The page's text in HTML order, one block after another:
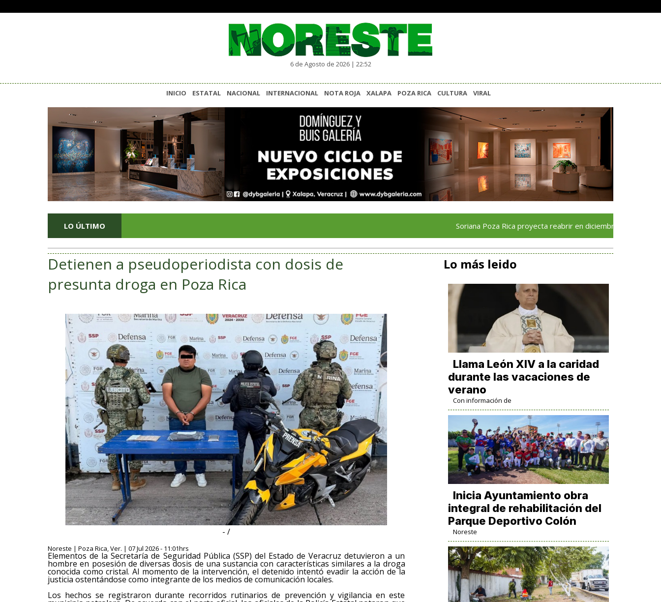
6 de Agosto de 2026 | 22:52
INICIO ESTATAL NACIONAL INTERNACIONAL NOTA ROJA XALAPA POZA RICA CULTURA VIRAL
LO ÚLTIMO Soriana Poza Rica proyecta reabrir en diciembre tras avance del 70 %
Detienen a pseudoperiodista con dosis de
presunta droga en Poza Rica
- /
Noreste | Poza Rica, Ver. | 07 Jul 2026 - 11:01hrs
Elementos de la Secretaría de Seguridad Pública (SSP) del Estado de Veracruz detuvieron a un
hombre en posesión de diversas dosis de una sustancia con características similares a la droga
conocida como cristal. Al momento de la intervención, el detenido intentó evadir la acción de la
justicia ostentándose como integrante de los medios de comunicación locales.
Los hechos se registraron durante recorridos rutinarios de prevención y vigilancia en este
Lo más leido
Llama León XIV a la caridad
durante las vacaciones de
verano
Con información de
Inicia Ayuntamiento obra
integral de rehabilitación del
Parque Deportivo Colón
Noreste